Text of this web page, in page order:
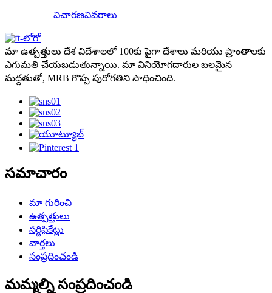
విచారణవివరాలు
మా ఉత్పత్తులు దేశ విదేశాలలో 100కు పైగా దేశాలు మరియు ప్రాంతాలకు
ఎగుమతి చేయబడుతున్నాయి. మా వినియోగదారుల బలమైన
మద్దతుతో, MRB గొప్ప పురోగతిని సాధించింది.
సమాచారం
మా గురించి
ఉత్పత్తులు
సర్టిఫికేట్లు
వార్తలు
సంప్రదించండి
మమ్మల్ని సంప్రదించండి